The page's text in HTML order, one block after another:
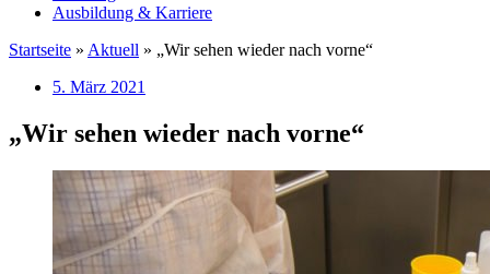
Ausbildung & Karriere
Startseite » Aktuell » „Wir sehen wieder nach vorne“
5. März 2021
„Wir sehen wieder nach vorne“